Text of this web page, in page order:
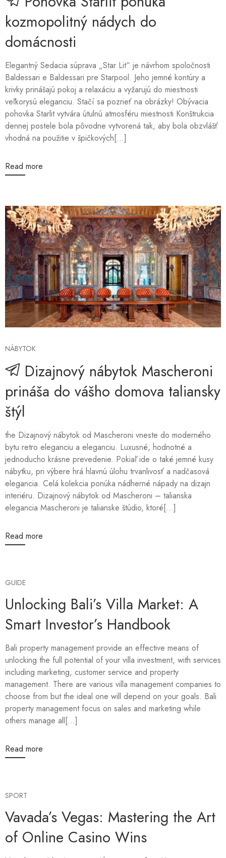
kozmopolitný nádych do
domácnosti
Elegantný Sedacia súprava „Star Lit“ je návrhom spoločnosti
Baldessari e Baldessari pre Starpool. Jeho jemné kontúry a
krivky prinášajú pokoj a relaxáciu a vyžarujú do miestnosti
veľkorysú eleganciu. Stačí sa pozrieť na obrázky! Obývacia
pohovka Starlit vytvára útulnú atmosféru miestnosti Konštrukcia
dennej postele bola pôvodne vytvorená tak, aby bola obzvlášť
vhodná na použitie v špičkových[...]
Read more
NÁBYTOK
Dizajnový nábytok Mascheroni
prináša do vášho domova taliansky
štýl
the Dizajnový nábytok od Mascheroni vneste do moderného
bytu retro eleganciu a eleganciu. Luxusné, hodnotné a
jednoducho krásne prevedenie. Pokiaľ ide o také jemné kusy
nábytku, pri výbere hrá hlavnú úlohu trvanlivosť a nadčasová
elegancia. Celá kolekcia ponúka nádherné nápady na dizajn
interiéru. Dizajnový nábytok od Mascheroni – talianska
elegancia Mascheroni je talianske štúdio, ktoré[...]
Read more
GUIDE
Unlocking Bali’s Villa Market: A
Smart Investor’s Handbook
Bali property management provide an effective means of
unlocking the full potential of your villa investment, with services
including marketing, customer service and property
management. There are various villa management companies to
choose from but the ideal one will depend on your goals. Bali
property management focus on sales and marketing while
others manage all[...]
Read more
SPORT
Vavada’s Vegas: Mastering the Art
of Online Casino Wins